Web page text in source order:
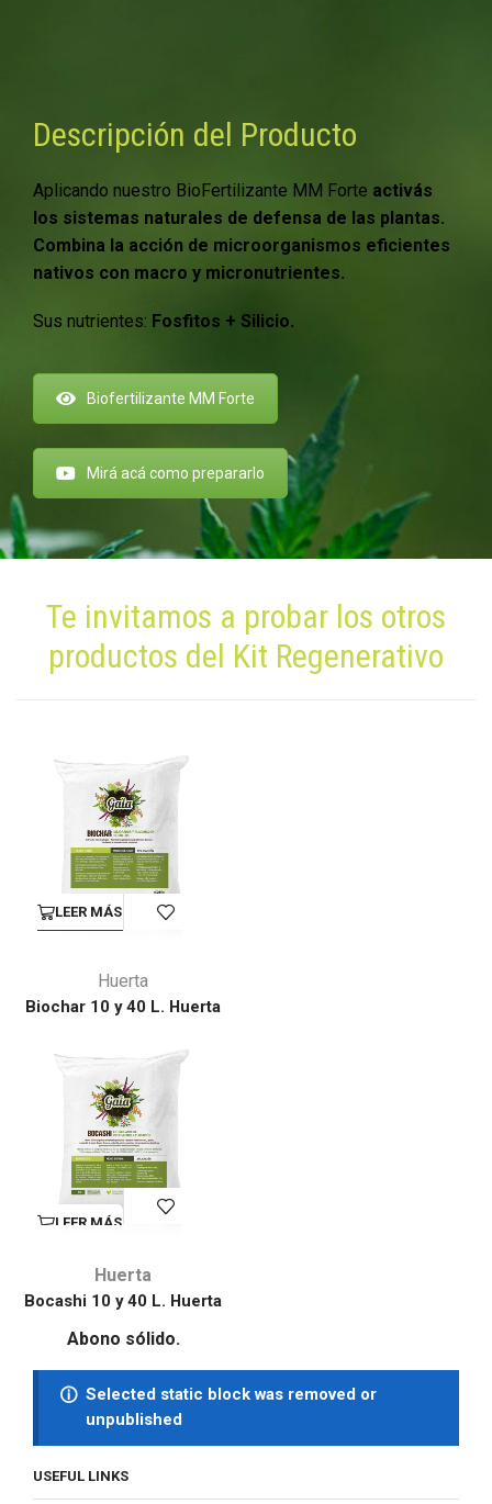
Descripción del Producto
Aplicando nuestro BioFertilizante MM Forte activás
los sistemas naturales de defensa de las plantas.
Combina la acción de microorganismos eficientes
nativos con macro y micronutrientes.
Sus nutrientes: Fosfitos + Silicio.
Biofertilizante MM Forte
Mirá acá como prepararlo
Te invitamos a probar los otros
productos del Kit Regenerativo
LEER MÁS
Huerta
Biochar 10 y 40 L. Huerta
LEER MÁS
Huerta
Bocashi 10 y 40 L. Huerta
Abono sólido.
Selected static block was removed or
unpublished
USEFUL LINKS